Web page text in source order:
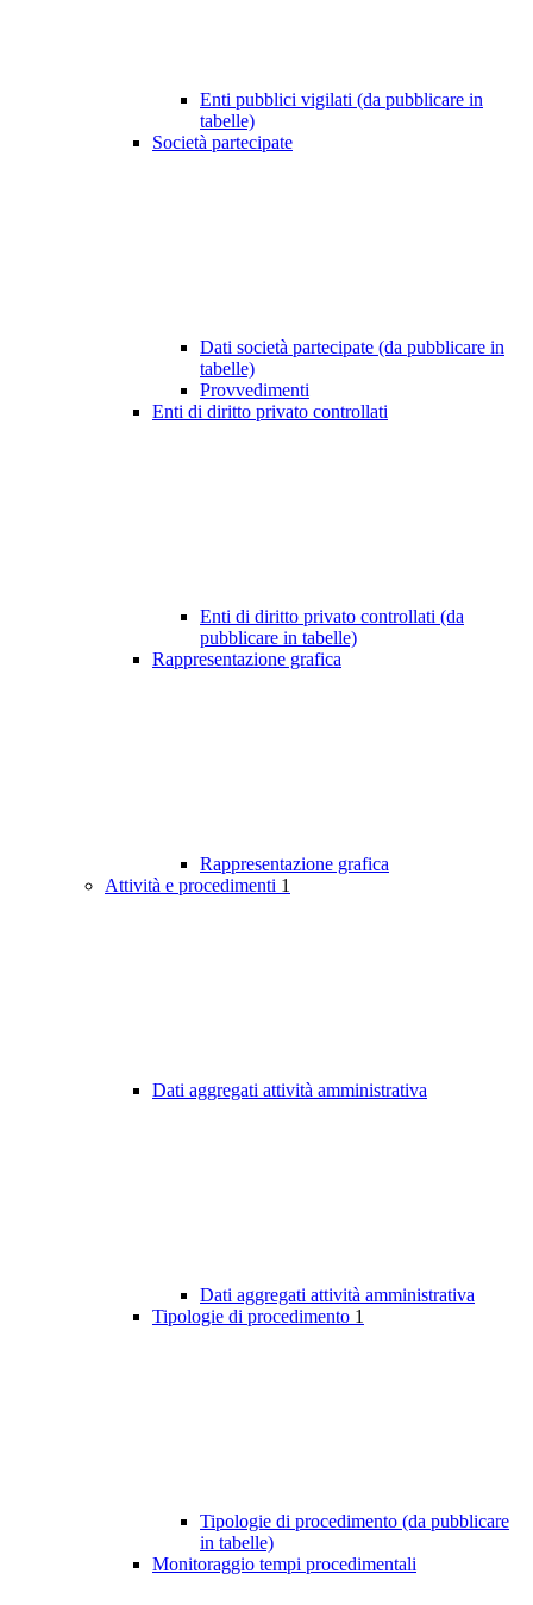
Enti pubblici vigilati (da pubblicare in
tabelle)
Società partecipate
Dati società partecipate (da pubblicare in
tabelle)
Provvedimenti
Enti di diritto privato controllati
Enti di diritto privato controllati (da
pubblicare in tabelle)
Rappresentazione grafica
Rappresentazione grafica
Attività e procedimenti 1
Dati aggregati attività amministrativa
Dati aggregati attività amministrativa
Tipologie di procedimento 1
Tipologie di procedimento (da pubblicare
in tabelle)
Monitoraggio tempi procedimentali